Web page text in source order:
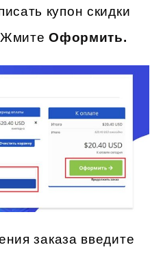
купон скидки
ЖмитеОформить.
заказа введите